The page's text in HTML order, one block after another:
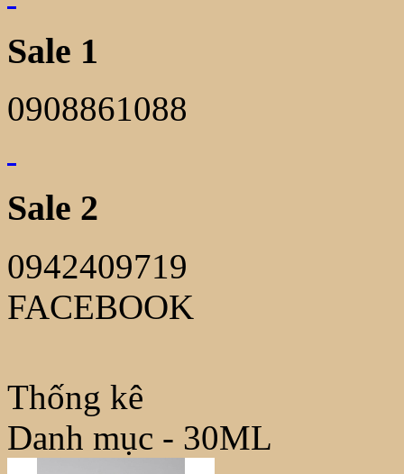
Sale 1
0908861088
Sale 2
0942409719
FACEBOOK
Thống kê
Danh mục - 30ML